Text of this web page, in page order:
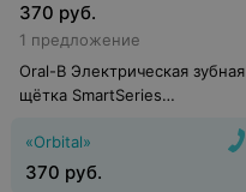
370 руб.
1 предложение
Oral-B Электрическая зубная
щётка SmartSeries
(D21.525.3M)
«Orbital»
370 руб.